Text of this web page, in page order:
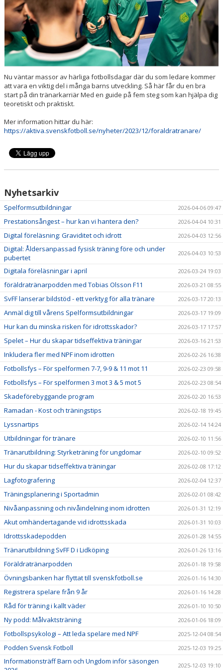
UTBILDNINGAR
TRÄNING- OCH HÄLSA
REGISTERUTDRAG
TÄVLINGSDOKUMENT
DOMARUTBILDNING BARN- OCH UNGDOM
MIKROUTBILDNINGAR
Nu väntar massor av härliga fotbollsdagar där du som ledare kommer
att vara en viktig del i många barns utveckling. Så här får du en bra
start på din tränarkarriär Med en guide på fem steg som kan hjälpa dig
teoretiskt och praktiskt.
Mer information hittar du här:
https://aktiva.svenskfotboll.se/nyheter/2023/12/foraldratranare/
Nyhetsarkiv
Spelformsutbildningar 2026-04-06 09:47
Prestationsångest – hur kan vi hantera den? 2026-04-04 10:31
Digital föreläsning: Graviditet och idrott 2026-04-03 12:56
Digital: Åldersanpassad fysisk träning före och under
pubertet
2026-04-03 10:53
Digitala föreläsningar i april 2026-03-24 19:03
föräldratränarpodden med Tobias Olsson F11 2026-03-21 08:55
SvFF lanserar bildstöd - ett verktyg för alla tränare 2026-03-17 20:13
Anmäl dig till vårens Spelformsutbildningar 2026-03-17 19:09
Hur kan du minska risken för idrottsskador? 2026-03-17 17:57
Spelet – Hur du skapar tidseffektiva träningar 2026-03-16 21:53
Inkludera fler med NPF inom idrotten 2026-02-26 16:38
Fotbollsfys – För spelformen 7-7, 9-9 & 11 mot 11 2026-02-23 09:58
Fotbollsfys – För spelformen 3 mot 3 & 5 mot 5 2026-02-23 08:54
Skadeförebyggande program 2026-02-20 16:53
Ramadan - Kost och träningstips 2026-02-18 19:45
Lyssnartips 2026-02-14 14:24
Utbildningar för tränare 2026-02-10 11:56
Tränarutbildning: Styrketräning för ungdomar 2026-02-10 09:52
Hur du skapar tidseffektiva träningar 2026-02-08 17:12
Lagfotografering 2026-02-04 12:37
Träningsplanering i Sportadmin 2026-02-01 08:42
Nivåanpassning och nivåindelning inom idrotten 2026-01-31 12:19
Akut omhändertagande vid idrottsskada 2026-01-31 10:03
Idrottsskadepodden 2026-01-28 14:55
Tränarutbildning SvFF D i Lidköping 2026-01-26 13:16
Föräldratränarpodden 2026-01-18 19:58
Övningsbanken har flyttat till svenskfotboll.se 2026-01-16 14:30
Registrera spelare från 9 år 2026-01-16 14:28
Råd för träning i kallt väder 2026-01-10 10:50
Ny podd: Målvaktsträning 2026-01-06 18:09
Fotbollspsykologi – Att leda spelare med NPF 2025-12-04 08:54
Podden Svensk Fotboll 2025-12-03 19:25
Informationsträff Barn och Ungdom inför säsongen
2025-12-03 19:10